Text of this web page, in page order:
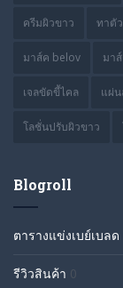
ครีมผิวขาว ทาตั
มาส์ค belov มา
เจลขัดขี้ไคล แผ่น
โลชั่นปรับผิวขาว
Blogroll
ตารางแข่งเบย์เบลด
รีวิวสินค้า 0